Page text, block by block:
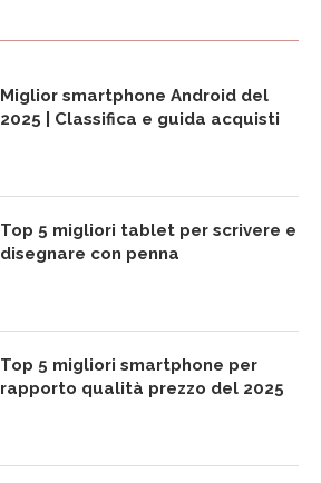
Miglior smartphone Android del
2025 | Classifica e guida acquisti
Top 5 migliori tablet per scrivere e
disegnare con penna
Top 5 migliori smartphone per
rapporto qualità prezzo del 2025